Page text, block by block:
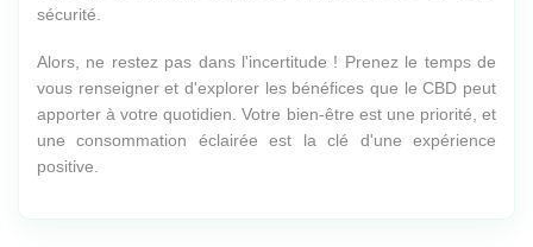
sécurité.
Alors, ne restez pas dans l'incertitude ! Prenez le temps de
vous renseigner et d'explorer les bénéfices que le CBD peut
apporter à votre quotidien. Votre bien-être est une priorité, et
une consommation éclairée est la clé d'une expérience
positive.